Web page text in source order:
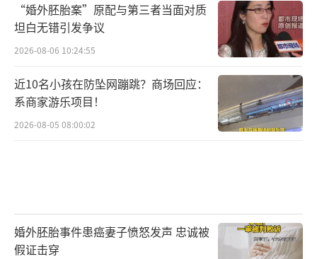
“婚外胚胎案”原配与第三者当面对质
坦白无错引发争议
2026-08-06 10:24:55
近10名小孩在防坠网蹦跳？商场回应：
系商家游乐项目！
2026-08-05 08:00:02
婚外胚胎事件患癌妻子愤怒发声 忠诚被
假证击穿